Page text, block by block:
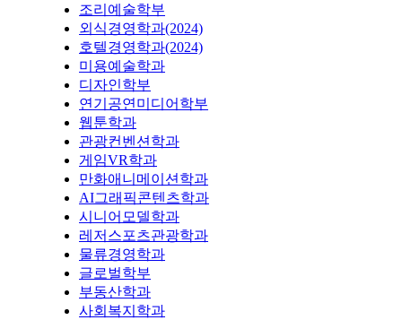
조리예술학부
외식경영학과(2024)
호텔경영학과(2024)
미용예술학과
디자인학부
연기공연미디어학부
웹툰학과
관광컨벤션학과
게임VR학과
만화애니메이션학과
AI그래픽콘텐츠학과
시니어모델학과
레저스포츠관광학과
물류경영학과
글로벌학부
부동산학과
사회복지학과